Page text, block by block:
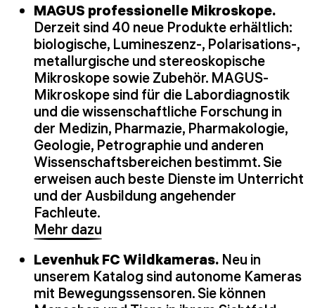
MAGUS professionelle Mikroskope.
Derzeit sind 40 neue Produkte erhältlich:
biologische, Lumineszenz-, Polarisations-,
metallurgische und stereoskopische
Mikroskope sowie Zubehör. MAGUS-
Mikroskope sind für die Labordiagnostik
und die wissenschaftliche Forschung in
der Medizin, Pharmazie, Pharmakologie,
Geologie, Petrographie und anderen
Wissenschaftsbereichen bestimmt. Sie
erweisen auch beste Dienste im Unterricht
und der Ausbildung angehender
Fachleute.
Mehr dazu
Levenhuk FC Wildkameras. Neu in
unserem Katalog sind autonome Kameras
mit Bewegungssensoren. Sie können